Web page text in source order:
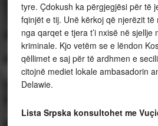
tyre. Çdokush ka përgjegjësi për të
fqinjët e tij. Unë kërkoj që njerëzit
nga qarqet e tjera t’i nxisë në sjellje
kriminale. Kjo vetëm se e lëndon
qëllimet e saj për të ardhmen e
citojnë mediet lokale ambasadorin
Delawie.
Lista Srpska konsultohet me